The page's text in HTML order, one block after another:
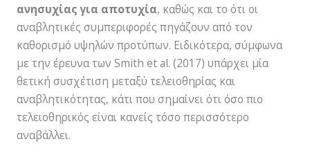
ανησυχίας για αποτυχία, καθώς και το ότι οι
αναβλητικές συμπεριφορές πηγάζουν από τον
καθορισμό υψηλών προτύπων. Ειδικότερα, σύμφωνα
με την έρευνα των Smith et al. (2017) υπάρχει μία
θετική συσχέτιση μεταξύ τελειοθηρίας και
αναβλητικότητας, κάτι που σημαίνει ότι όσο πιο
τελειοθηρικός είναι κανείς τόσο περισσότερο
αναβάλλει.